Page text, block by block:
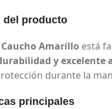
del producto
Amarillo está
y excelente
durante la
principales